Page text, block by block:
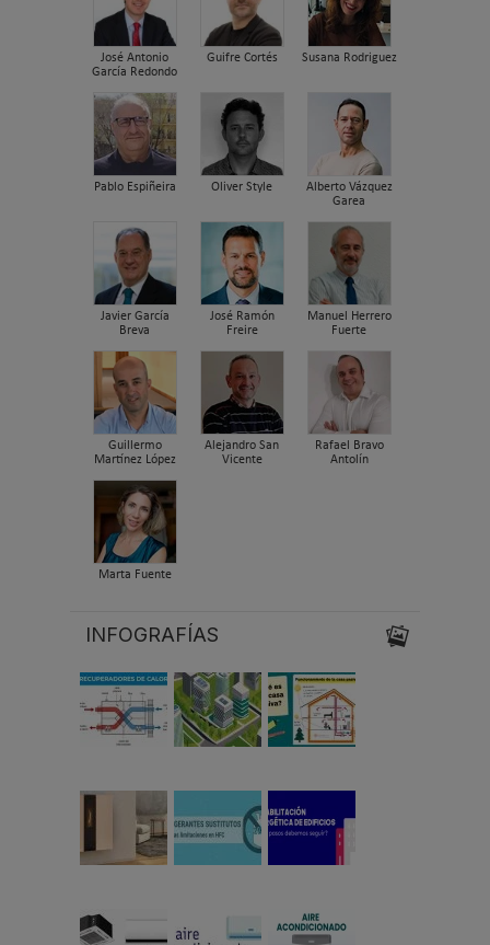
José Antonio
García Redondo
Guifre Cortés Susana Rodriguez
Pablo Espiñeira Oliver Style
Alberto Vázquez
Garea
Javier García
Breva
José Ramón
Freire
Manuel Herrero
Fuerte
Guillermo
Martínez López
Alejandro San
Vicente
Rafael Bravo
Antolín
Marta Fuente
INFOGRAFÍAS